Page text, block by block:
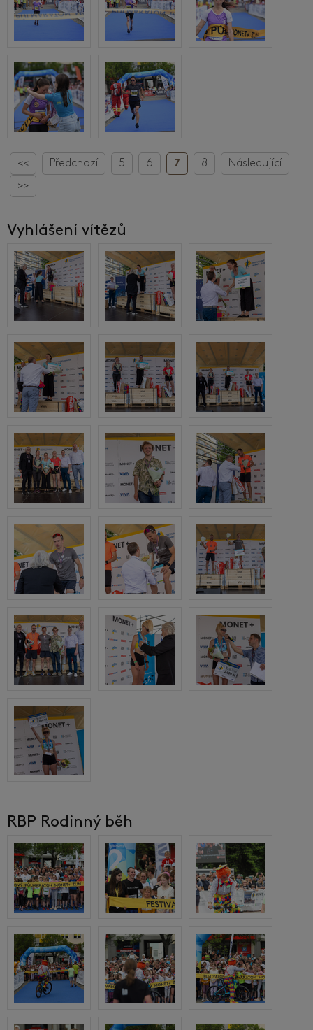
<< Předchozí 5 6 7 8
Následující
>>
Vyhlášení vítězů
RBP Rodinný běh